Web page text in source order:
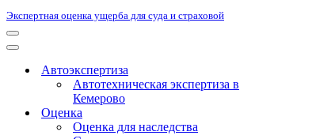
Экспертная оценка ущерба для суда и страховой
Меню
навигации
Меню
навигацииАвтоэкспертиза
Автотехническая экспертиза в
Кемерово
Оценка
Оценка для наследства